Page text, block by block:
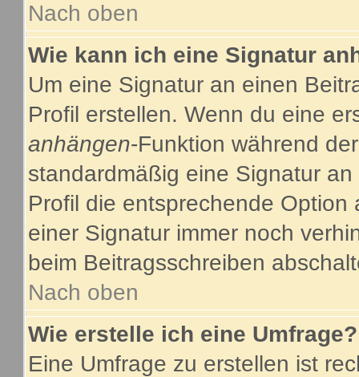
Nach oben
Wie kann ich eine Signatur
Um eine Signatur an einen
Profil erstellen. Wenn du eine
anhängen-Funktion während
standardmäßig eine Signatur
Profil die entsprechende
einer Signatur immer noch
beim Beitragsschreiben
Nach oben
Wie erstelle ich eine Umfrage?
Eine Umfrage zu erstellen ist